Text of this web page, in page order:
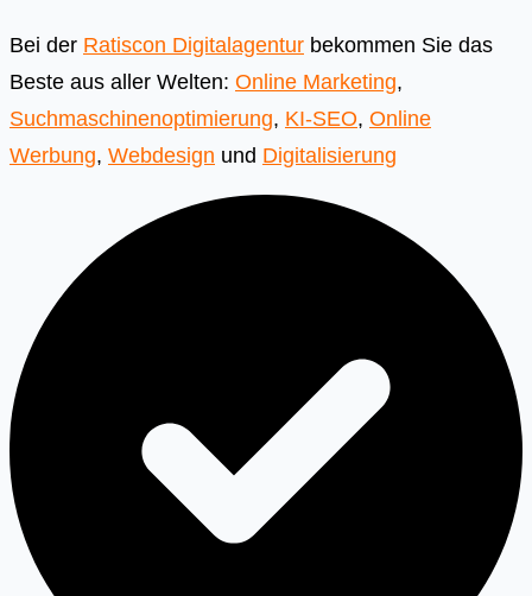
Bei der Ratiscon Digitalagentur bekommen Sie das
Beste aus aller Welten: Online Marketing,
Suchmaschinenoptimierung, KI-SEO, Online
Werbung, Webdesign und Digitalisierung